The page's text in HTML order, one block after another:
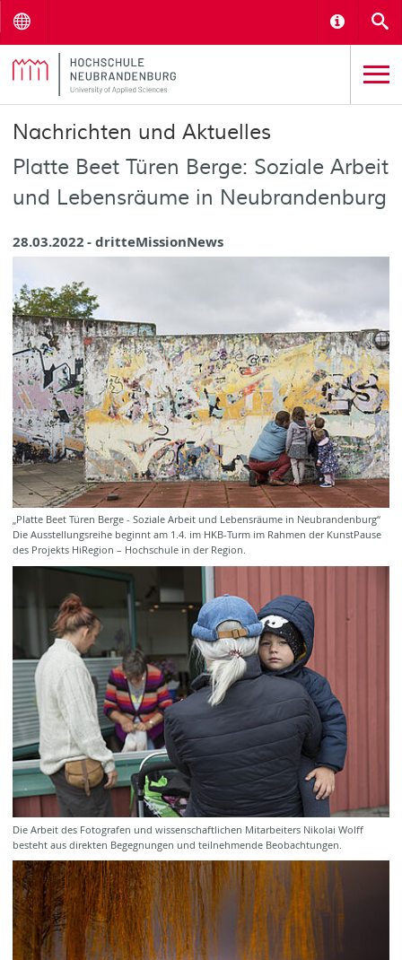
Nachrichten und Aktuelles
Platte Beet Türen Berge: Soziale Arbeit
und Lebensräume in Neubrandenburg
28.03.2022 dritteMissionNews
„Platte Beet Türen Berge - Soziale Arbeit und Lebensräume in Neubrandenburg“
Die Ausstellungsreihe beginnt am 1.4. im HKB-Turm im Rahmen der KunstPause
des Projekts HiRegion – Hochschule in der Region.
Die Arbeit des Fotografen und wissenschaftlichen Mitarbeiters Nikolai Wolff
besteht aus direkten Begegnungen und teilnehmende Beobachtungen.